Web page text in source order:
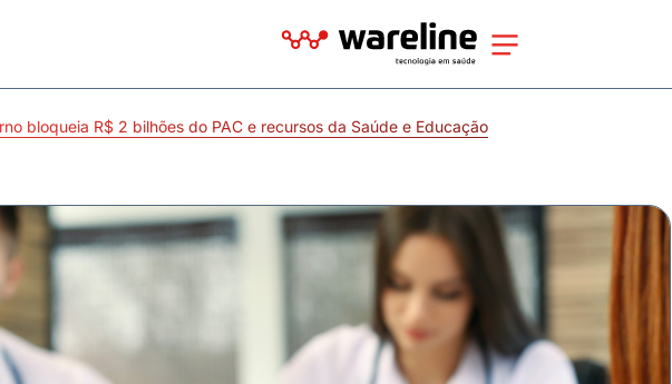
bloqueia R$ 2 bilhões do PAC e recursos da Saúde e Educação